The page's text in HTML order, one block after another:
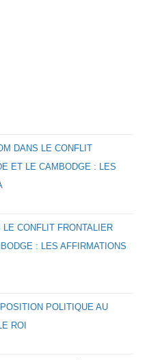
DANS LE CONFLIT
ET LE CAMBODGE : LES
CONFLIT FRONTALIER
: LES AFFIRMATIONS
POLITIQUE AU
ROI